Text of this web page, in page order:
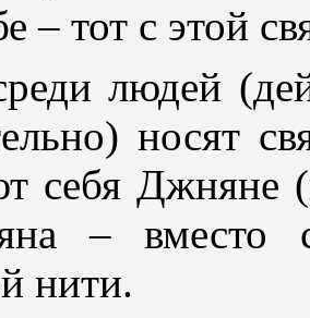
– тот с этой
людей
носят
себя Джняне
– вместо
нити.